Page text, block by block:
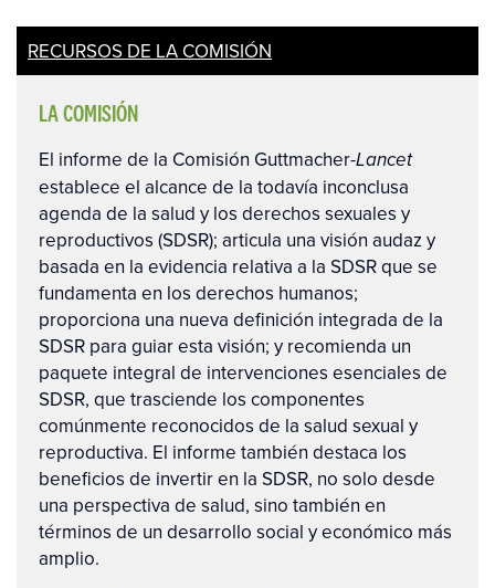
RECURSOS DE LA COMISIÓN
LA COMISIÓN
El informe de la Comisión Guttmacher-Lancet
establece el alcance de la todavía inconclusa
agenda de la salud y los derechos sexuales y
reproductivos (SDSR); articula una visión audaz y
basada en la evidencia relativa a la SDSR que se
fundamenta en los derechos humanos;
proporciona una nueva definición integrada de la
SDSR para guiar esta visión; y recomienda un
paquete integral de intervenciones esenciales de
SDSR, que trasciende los componentes
comúnmente reconocidos de la salud sexual y
reproductiva. El informe también destaca los
beneficios de invertir en la SDSR, no solo desde
una perspectiva de salud, sino también en
términos de un desarrollo social y económico más
amplio.